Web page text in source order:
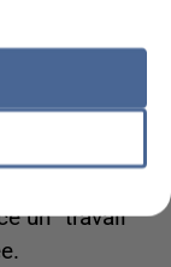
visés par des
un "travail